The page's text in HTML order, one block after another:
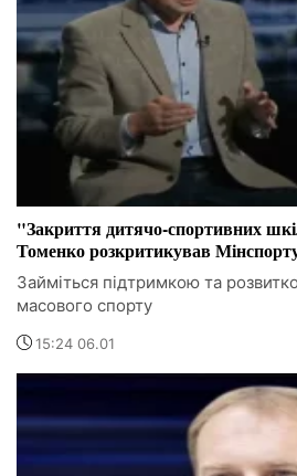
"Закриття дитячо-спортивних
Томенко розкритикував Мінспорту
Займіться підтримкою та
масового спорту
15:24 06.01